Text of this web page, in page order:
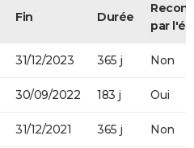
Fin Durée
par
31/12/2023 365 j Non
30/09/2022 183 j Oui
31/12/2021 365 j Non